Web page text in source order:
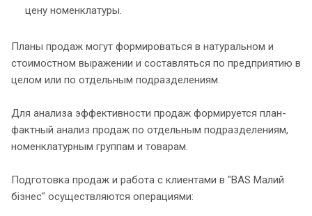
цену номенклатуры.
Планы продаж могут формироваться в натуральном и
стоимостном выражении и составляться по предприятию в
целом или по отдельным подразделениям.
Для анализа эффективности продаж формируется план-
фактный анализ продаж по отдельным подразделениям,
номенклатурным группам и товарам.
Подготовка продаж и работа с клиентами в "BAS Малий
бізнес" осуществляются операциями: